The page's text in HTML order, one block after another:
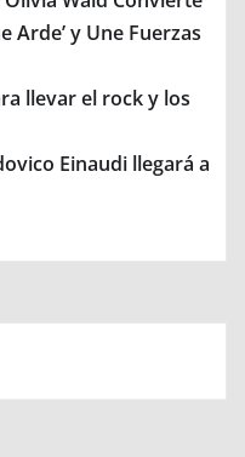
Arde’ y Une Fuerzas
llevar el rock y los
Einaudi llegará a